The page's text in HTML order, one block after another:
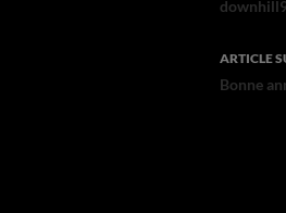
ARTICLE
Bonne